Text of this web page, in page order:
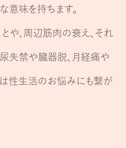
意味を持ちます。
や、周辺筋肉の衰え、それ
尿失禁や臓器脱、月経痛や
性生活のお悩みにも繋が